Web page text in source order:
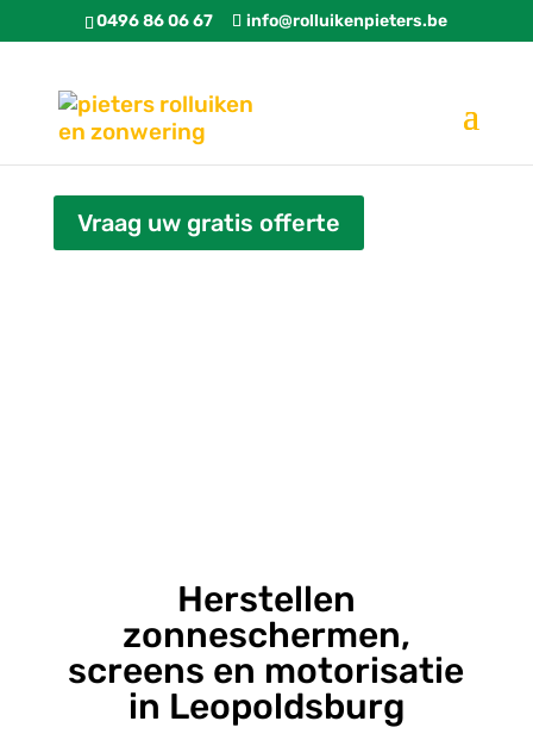
0496 86 06 67 info@rolluikenpieters.be
Vraag uw gratis offerte
Herstellen
zonneschermen,
screens en motorisatie
in Leopoldsburg